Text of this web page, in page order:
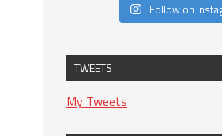
Follow on
TWEETS
My Tweets